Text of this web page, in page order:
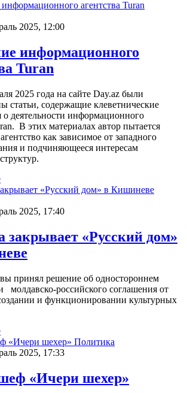
2025, 12:00
информационного
Turan
2025 года на сайте Day.az были
статьи, содержащие клеветнические
о деятельности информационного
В этих материалах автор пытается
как зависимое от западного
и подчиняющееся интересам
2025, 17:40
закрывает «Русский дом»
принял решение об одностороннем
молдавско-российского соглашения от
и функционировании культурных
Политика
2025, 17:33
«Ичери шехер»